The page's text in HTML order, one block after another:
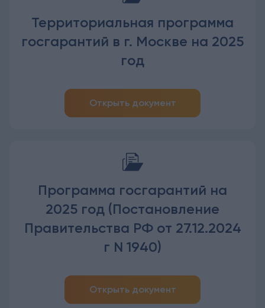
Территориальная программа
госгарантий в г. Москве на 2025
год
Открыть документ
Программа госгарантий на
2025 год (Постановление
Правительства РФ от 27.12.2024
г N 1940)
Открыть документ